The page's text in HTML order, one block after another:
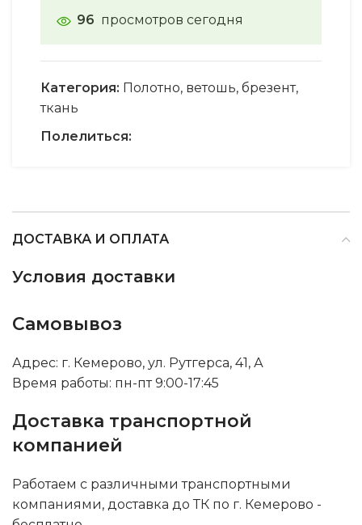
96 просмотров сегодня
Категория: Полотно, ветошь, брезент,
ткань
Полелиться:
ДОСТАВКА И ОПЛАТА
Условия доставки
Самовывоз
Адрес: г. Кемерово, ул. Рутгерса, 41, А
Время работы: пн-пт 9:00-17:45
Доставка транспортной
компанией
Работаем с различными транспортными
компаниями, доставка до ТК по г. Кемерово -